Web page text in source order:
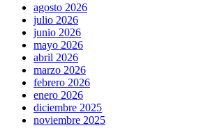
agosto 2026
julio 2026
junio 2026
mayo 2026
abril 2026
marzo 2026
febrero 2026
enero 2026
diciembre 2025
noviembre 2025